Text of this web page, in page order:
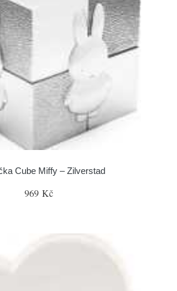
Cube Miffy – Zilverstad
969 Kč